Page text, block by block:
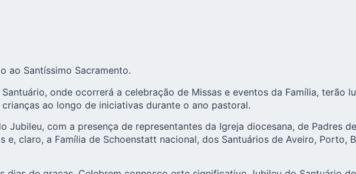
ao Santíssimo Sacramento.
onde ocorrerá a celebração de Missas e eventos da Família, terão
ao longo de iniciativas durante o ano pastoral.
Jubileu, com a presença de representantes da Igreja diocesana, de Padres
claro, a Família de Schoenstatt nacional, dos Santuários de Aveiro, Porto,